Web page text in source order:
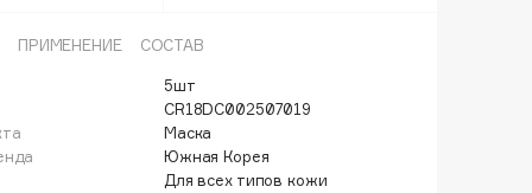
ПРИМЕНЕНИЕ СОСТАВ
5шт
CR18DC002507019
Маска
Южная Корея
Для всех типов кожи